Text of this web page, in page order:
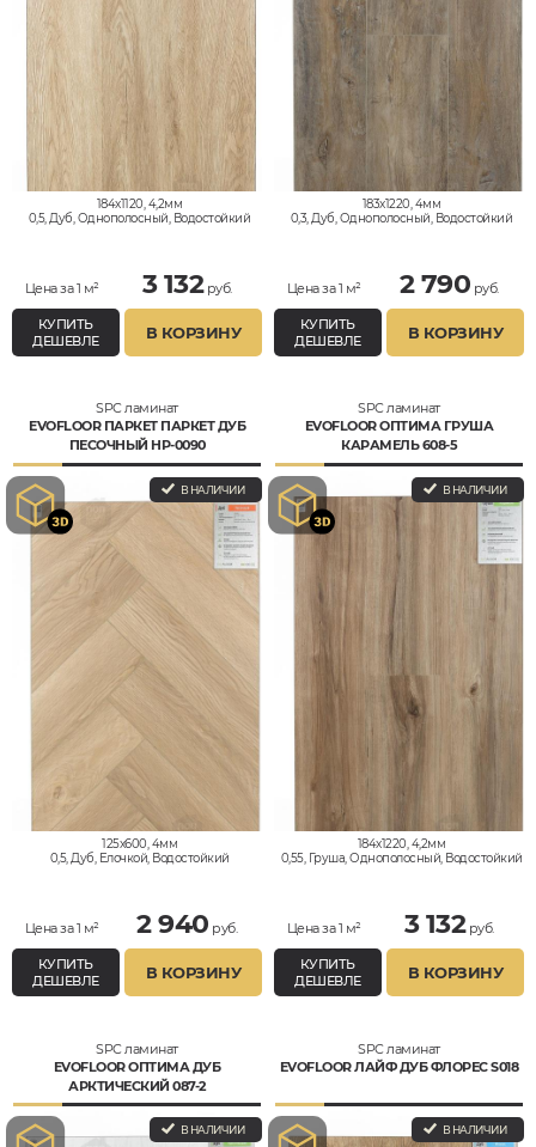
184x1120, 4,2мм
0,5, Дуб, Однополосный, Водостойкий
Цена за 1 м² 3 132руб.
КУПИТЬ
ДЕШЕВЛЕ
В КОРЗИНУ
183x1220, 4мм
0,3, Дуб, Однополосный, Водостойкий
Цена за 1 м² 2 790 руб.
КУПИТЬ
ДЕШЕВЛЕ
В КОРЗИНУ
SPC ламинат
EVOFLOOR ПАРКЕТ ПАРКЕТ ДУБ
ПЕСОЧНЫЙ HP-0090
В НАЛИЧИИ
125x600, 4мм
0,5, Дуб, Елочкой, Водостойкий
Цена за 1 м² 2 940 руб.
КУПИТЬ
ДЕШЕВЛЕ
В КОРЗИНУ
SPC ламинат
EVOFLOOR ОПТИМА ГРУША
КАРАМЕЛЬ 608-5
В НАЛИЧИИ
184x1220, 4,2мм
0,55, Груша, Однополосный, Водостойкий
Цена за 1 м² 3 132руб.
КУПИТЬ
ДЕШЕВЛЕ
В КОРЗИНУ
SPC ламинат
EVOFLOOR ОПТИМА ДУБ
АРКТИЧЕСКИЙ 087-2
В НАЛИЧИИ
SPC ламинат
EVOFLOOR ЛАЙФ ДУБ ФЛОРЕС S018
В НАЛИЧИИ